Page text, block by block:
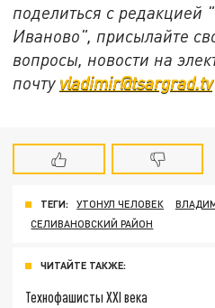
поделиться с
Иваново", присылайте
вопросы, новости на
почту vladimir@tsargrad.tv
ТЕГИ: УТОНУЛ ЧЕЛОВЕК
СЕЛИВАНОВСКИЙ РАЙОН
ЧИТАЙТЕ ТАКЖЕ:
Технофашисты XXI века